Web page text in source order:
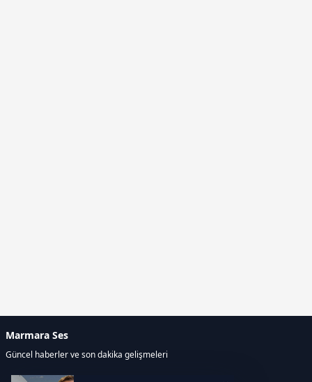
Marmara Ses
Güncel haberler ve son dakika gelişmeleri